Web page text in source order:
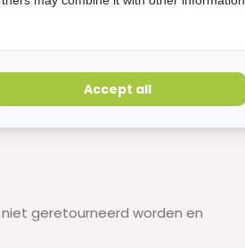
geretourneerd worden en
Accept all